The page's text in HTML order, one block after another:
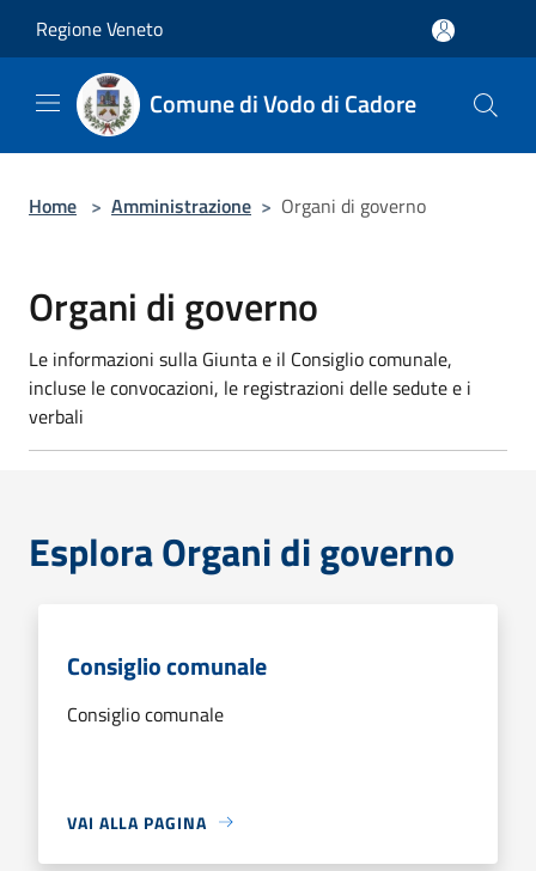
Regione Veneto
Comune di Vodo di Cadore
Home > Amministrazione > Organi di governo
Organi di governo
Le informazioni sulla Giunta e il Consiglio comunale,
incluse le convocazioni, le registrazioni delle sedute e i
verbali
Esplora Organi di governo
Consiglio comunale
Consiglio comunale
VAI ALLA PAGINA